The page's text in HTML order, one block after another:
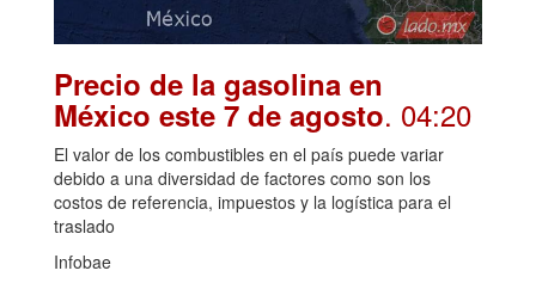
Precio de la gasolina en
México este 7 de agosto. 04:20
El valor de los combustibles en el país puede variar
debido a una diversidad de factores como son los
costos de referencia, impuestos y la logística para el
traslado
Infobae